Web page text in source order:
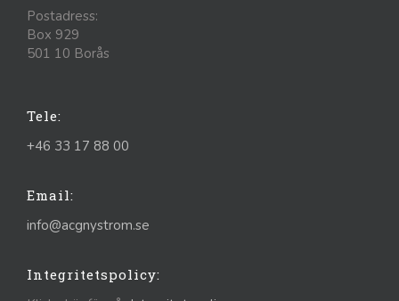
Postadress:
Box 929
501 10 Borås
Tele:
+46 33 17 88 00
Email:
info@acgnystrom.se
Integritetspolicy: